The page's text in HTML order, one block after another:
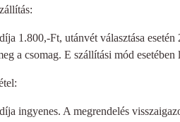
1.800,-Ft, utánvét választása
a csomag. E szállítási mód
ingyenes. A megrendelés